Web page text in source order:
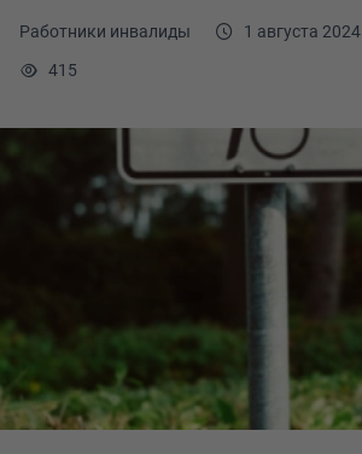
Работники инвалиды
1 августа 2024
415